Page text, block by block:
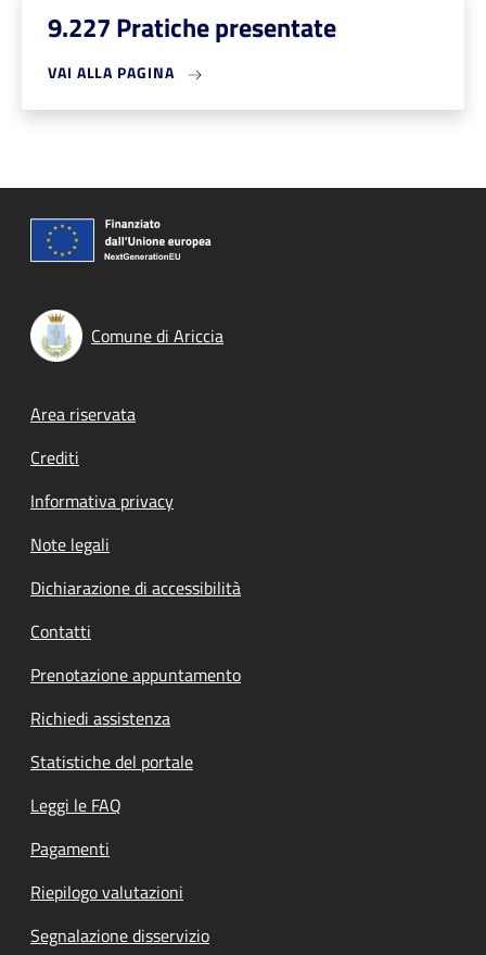
9.227 Pratiche presentate
VAI ALLA PAGINA
Comune di Ariccia
Footer menu
Area riservata
Crediti
Informativa privacy
Note legali
Dichiarazione di accessibilità
Contatti
Prenotazione appuntamento
Richiedi assistenza
Statistiche del portale
Leggi le FAQ
Pagamenti
Riepilogo valutazioni
Segnalazione disservizio